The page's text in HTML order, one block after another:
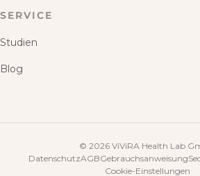
SERVICE
Studien
Blog
© 2026 ViViRA Health Lab
DatenschutzAGBGebrauchsanweisung
Cookie-Einstellungen